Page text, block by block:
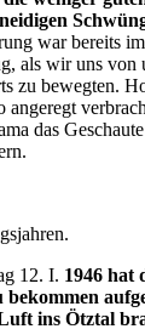
war bereits
als wir uns von
zu bewegten.
angeregt
das
12. I. 1946 hat
ins Ötztal